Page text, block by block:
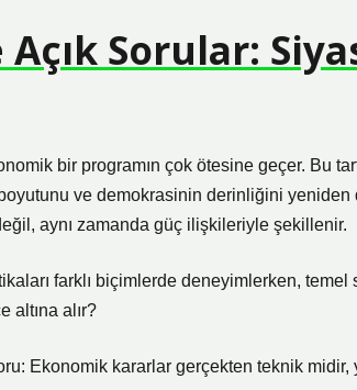
Sorular:
bir programın çok ötesine geçer. Bu
boyutunu ve demokrasinin derinliğini
aynı zamanda güç ilişkileriyle şekillenir.
farklı biçimlerde deneyimlerken,
altına alır?
Ekonomik kararlar gerçekten teknik midir,